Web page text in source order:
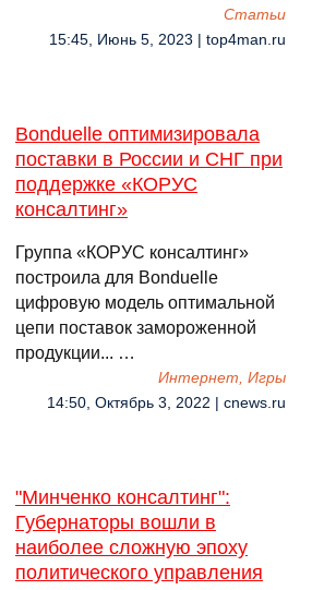
Cтатьи
15:45, Июнь 5, 2023 | top4man.ru
Bonduelle оптимизировала
поставки в России и СНГ при
поддержке «КОРУС
консалтинг»
Группа «КОРУС консалтинг»
построила для Bonduelle
цифровую модель оптимальной
цепи поставок замороженной
продукции... …
Интернет, Игры
14:50, Октябрь 3, 2022 | cnews.ru
"Минченко консалтинг":
Губернаторы вошли в
наиболее сложную эпоху
политического управления